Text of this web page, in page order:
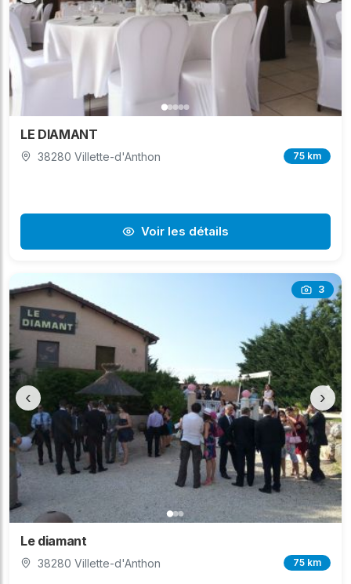
LE DIAMANT
38280 Villette-d'Anthon 75 km
Voir les détails
3
‹ ›
Le diamant
38280 Villette-d'Anthon 75 km